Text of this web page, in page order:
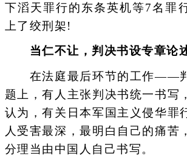
下滔天罪行的东条英机等7名罪
上了绞刑架!
当仁不让，判决书设专章论
在法庭最后环节的工作——判
题上，有人主张判决书统一书写
认为，有关日本军国主义侵华罪
人受害最深，最明白自己的痛苦
分理当由中国人自己书写。